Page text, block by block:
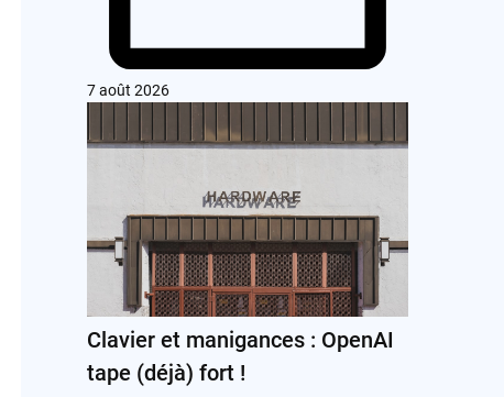
7 août 2026
Clavier et manigances : OpenAI
tape (déjà) fort !